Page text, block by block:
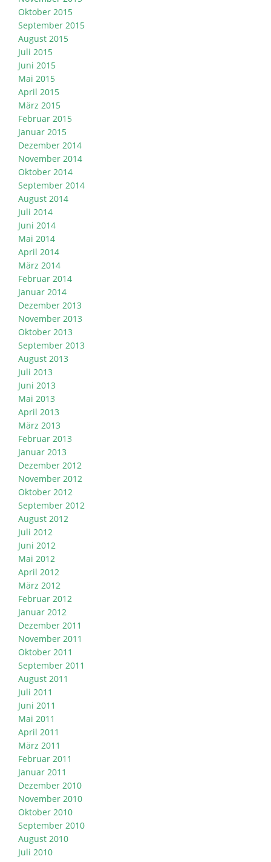
Oktober 2015
September 2015
August 2015
Juli 2015
Juni 2015
Mai 2015
April 2015
März 2015
Februar 2015
Januar 2015
Dezember 2014
November 2014
Oktober 2014
September 2014
August 2014
Juli 2014
Juni 2014
Mai 2014
April 2014
März 2014
Februar 2014
Januar 2014
Dezember 2013
November 2013
Oktober 2013
September 2013
August 2013
Juli 2013
Juni 2013
Mai 2013
April 2013
März 2013
Februar 2013
Januar 2013
Dezember 2012
November 2012
Oktober 2012
September 2012
August 2012
Juli 2012
Juni 2012
Mai 2012
April 2012
März 2012
Februar 2012
Januar 2012
Dezember 2011
November 2011
Oktober 2011
September 2011
August 2011
Juli 2011
Juni 2011
Mai 2011
April 2011
März 2011
Februar 2011
Januar 2011
Dezember 2010
November 2010
Oktober 2010
September 2010
August 2010
Juli 2010